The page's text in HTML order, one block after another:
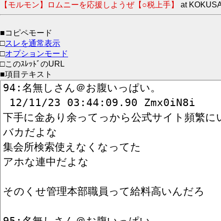
【モルモン】ロムニーを応援しようぜ【○税上手】 at
■コピペモード
□スレを通常表示
□オプションモード
□このｽﾚｯﾄﾞのURL
■項目テキスト